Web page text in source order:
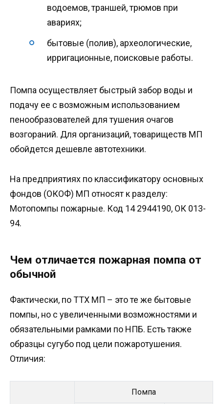
водоемов, траншей, трюмов при
авариях;
бытовые (полив), археологические,
ирригационные, поисковые работы.
Помпа осуществляет быстрый забор воды и
подачу ее с возможным использованием
пенообразователей для тушения очагов
возгораний. Для организаций, товариществ МП
обойдется дешевле автотехники.
На предприятиях по классификатору основных
фондов (ОКОФ) МП относят к разделу:
Мотопомпы пожарные. Код 14 2944190, ОК 013-
94.
Чем отличается пожарная помпа от
обычной
Фактически, по ТТХ МП – это те же бытовые
помпы, но с увеличенными возможностями и
обязательными рамками по НПБ. Есть также
образцы сугубо под цели пожаротушения.
Отличия:
Помпа